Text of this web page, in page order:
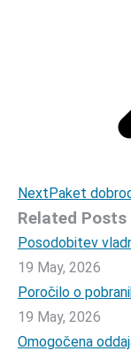
NextNext
post:
Paket
Related Posts
Posodobitev
19 May, 2026
Poročilo o
19 May, 2026
Omogočena